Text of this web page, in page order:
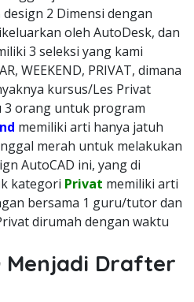
2 Dimensi dengan
oleh AutoDesk, dan
3 seleksi yang kami
WEEKEND, PRIVAT, dimana
kursus/Les Privat
3 orang untuk program
memiliki arti hanya jatuh
merah untuk melakukan
AutoCAD ini, yang di
kategori Privat memiliki arti
bersama 1 guru/tutor dan
dirumah dengan waktu
Menjadi Drafter